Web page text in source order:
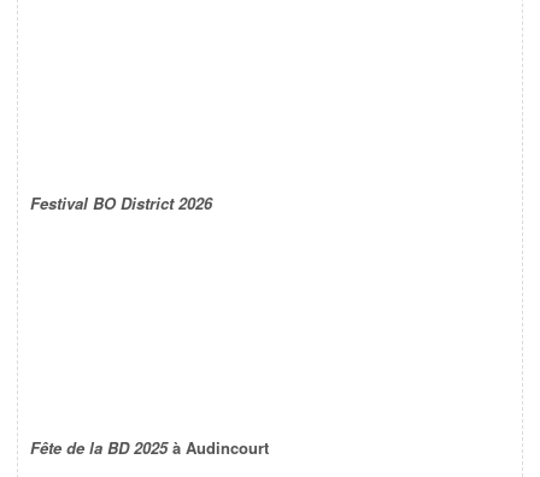
Festival BO District 2026
Fête de la BD 2025à Audincourt